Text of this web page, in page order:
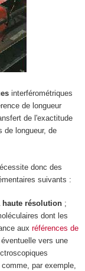
interférométriques
de longueur
de l'exactitude
de longueur, de
donc des
suivants :
résolution ;
dont les
aux références de
vers une
par exemple,